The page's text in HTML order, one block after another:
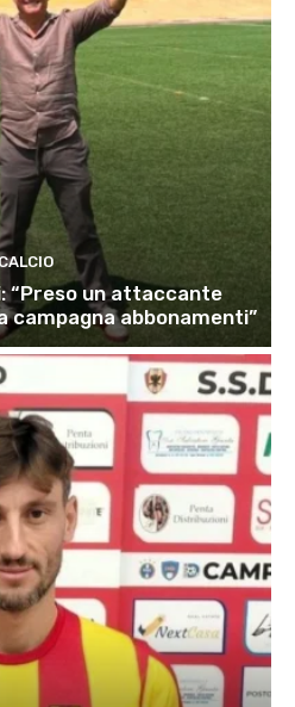
CALCIO
“Preso un attaccante
campagna abbonamenti”